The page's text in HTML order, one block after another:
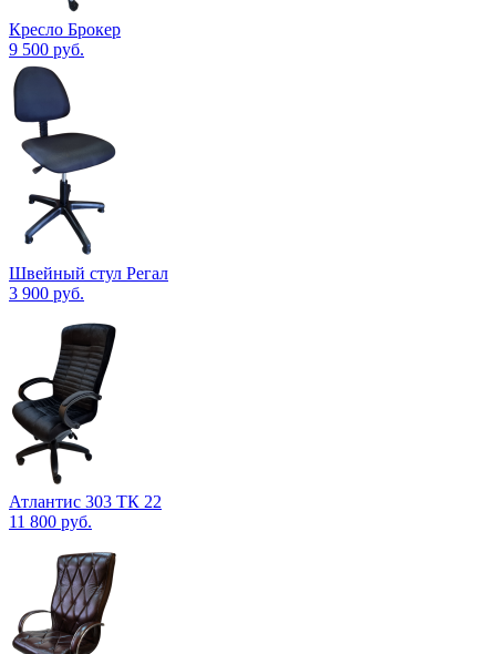
Кресло Брокер
9 500 руб.
Швейный стул Регал
3 900 руб.
Атлантис 303 ТК 22
11 800 руб.